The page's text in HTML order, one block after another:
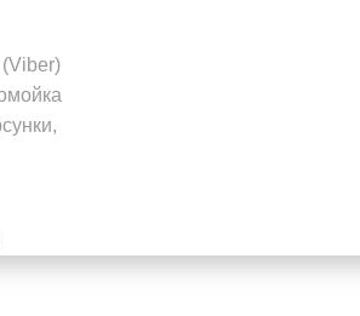
(Viber)